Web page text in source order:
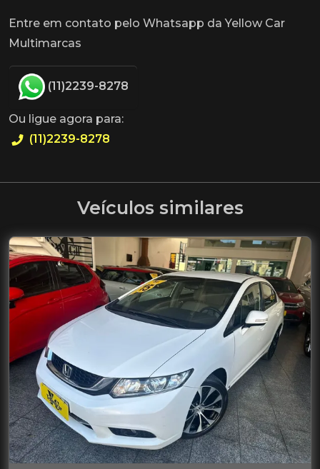
Entre em contato pelo Whatsapp da Yellow Car
Multimarcas
(11)2239-8278
Ou ligue agora para:
(11)2239-8278
Veículos similares